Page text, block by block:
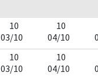
10
03/10
10
04/10
10
03/10
10
04/10